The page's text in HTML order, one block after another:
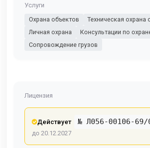
Услуги
Охрана объектов
Техническая охрана
Личная охрана
Консультации по
Сопровождение грузов
Лицензия
Действует № Л056-00106-69/
до 20.12.2027